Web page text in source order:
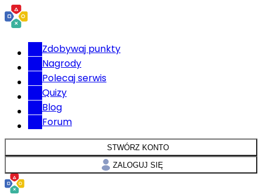
Zdobywaj punkty
Nagrody
Polecaj serwis
Quizy
Blog
Forum
STWÓRZ KONTO
ZALOGUJ SIĘ